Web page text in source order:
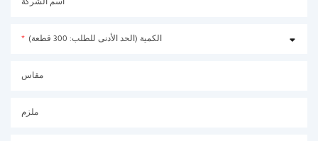
الكمية (الحد الأدنى للطلب: 300 قطعة)
مقاس
ملزم